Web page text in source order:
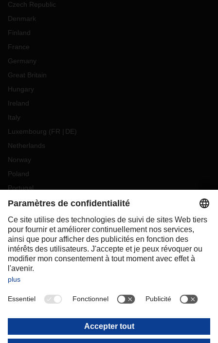
Czech Republic
Denmark
Finland
France
Germany
Great Britain
Hungary
Ireland
Italy
Luxembourg (FR DE)
Netherlands
Norway
Poland
Portugal
Romania
Slovakia
Spain
Sweden
Switzerland(DE FR)
Turkey
OCEANIA